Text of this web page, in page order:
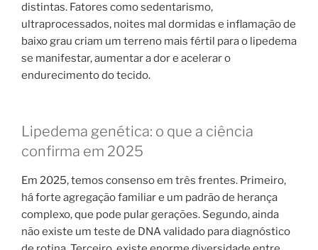
distintas. Fatores como sedentarismo,
ultraprocessados, noites mal dormidas e inflamação de
baixo grau criam um terreno mais fértil para o lipedema
se manifestar, aumentar a dor e acelerar o
endurecimento do tecido.
Lipedema genética: o que a ciência
confirma em 2025
Em 2025, temos consenso em três frentes. Primeiro,
há forte agregação familiar e um padrão de herança
complexo, que pode pular gerações. Segundo, ainda
não existe um teste de DNA validado para diagnóstico